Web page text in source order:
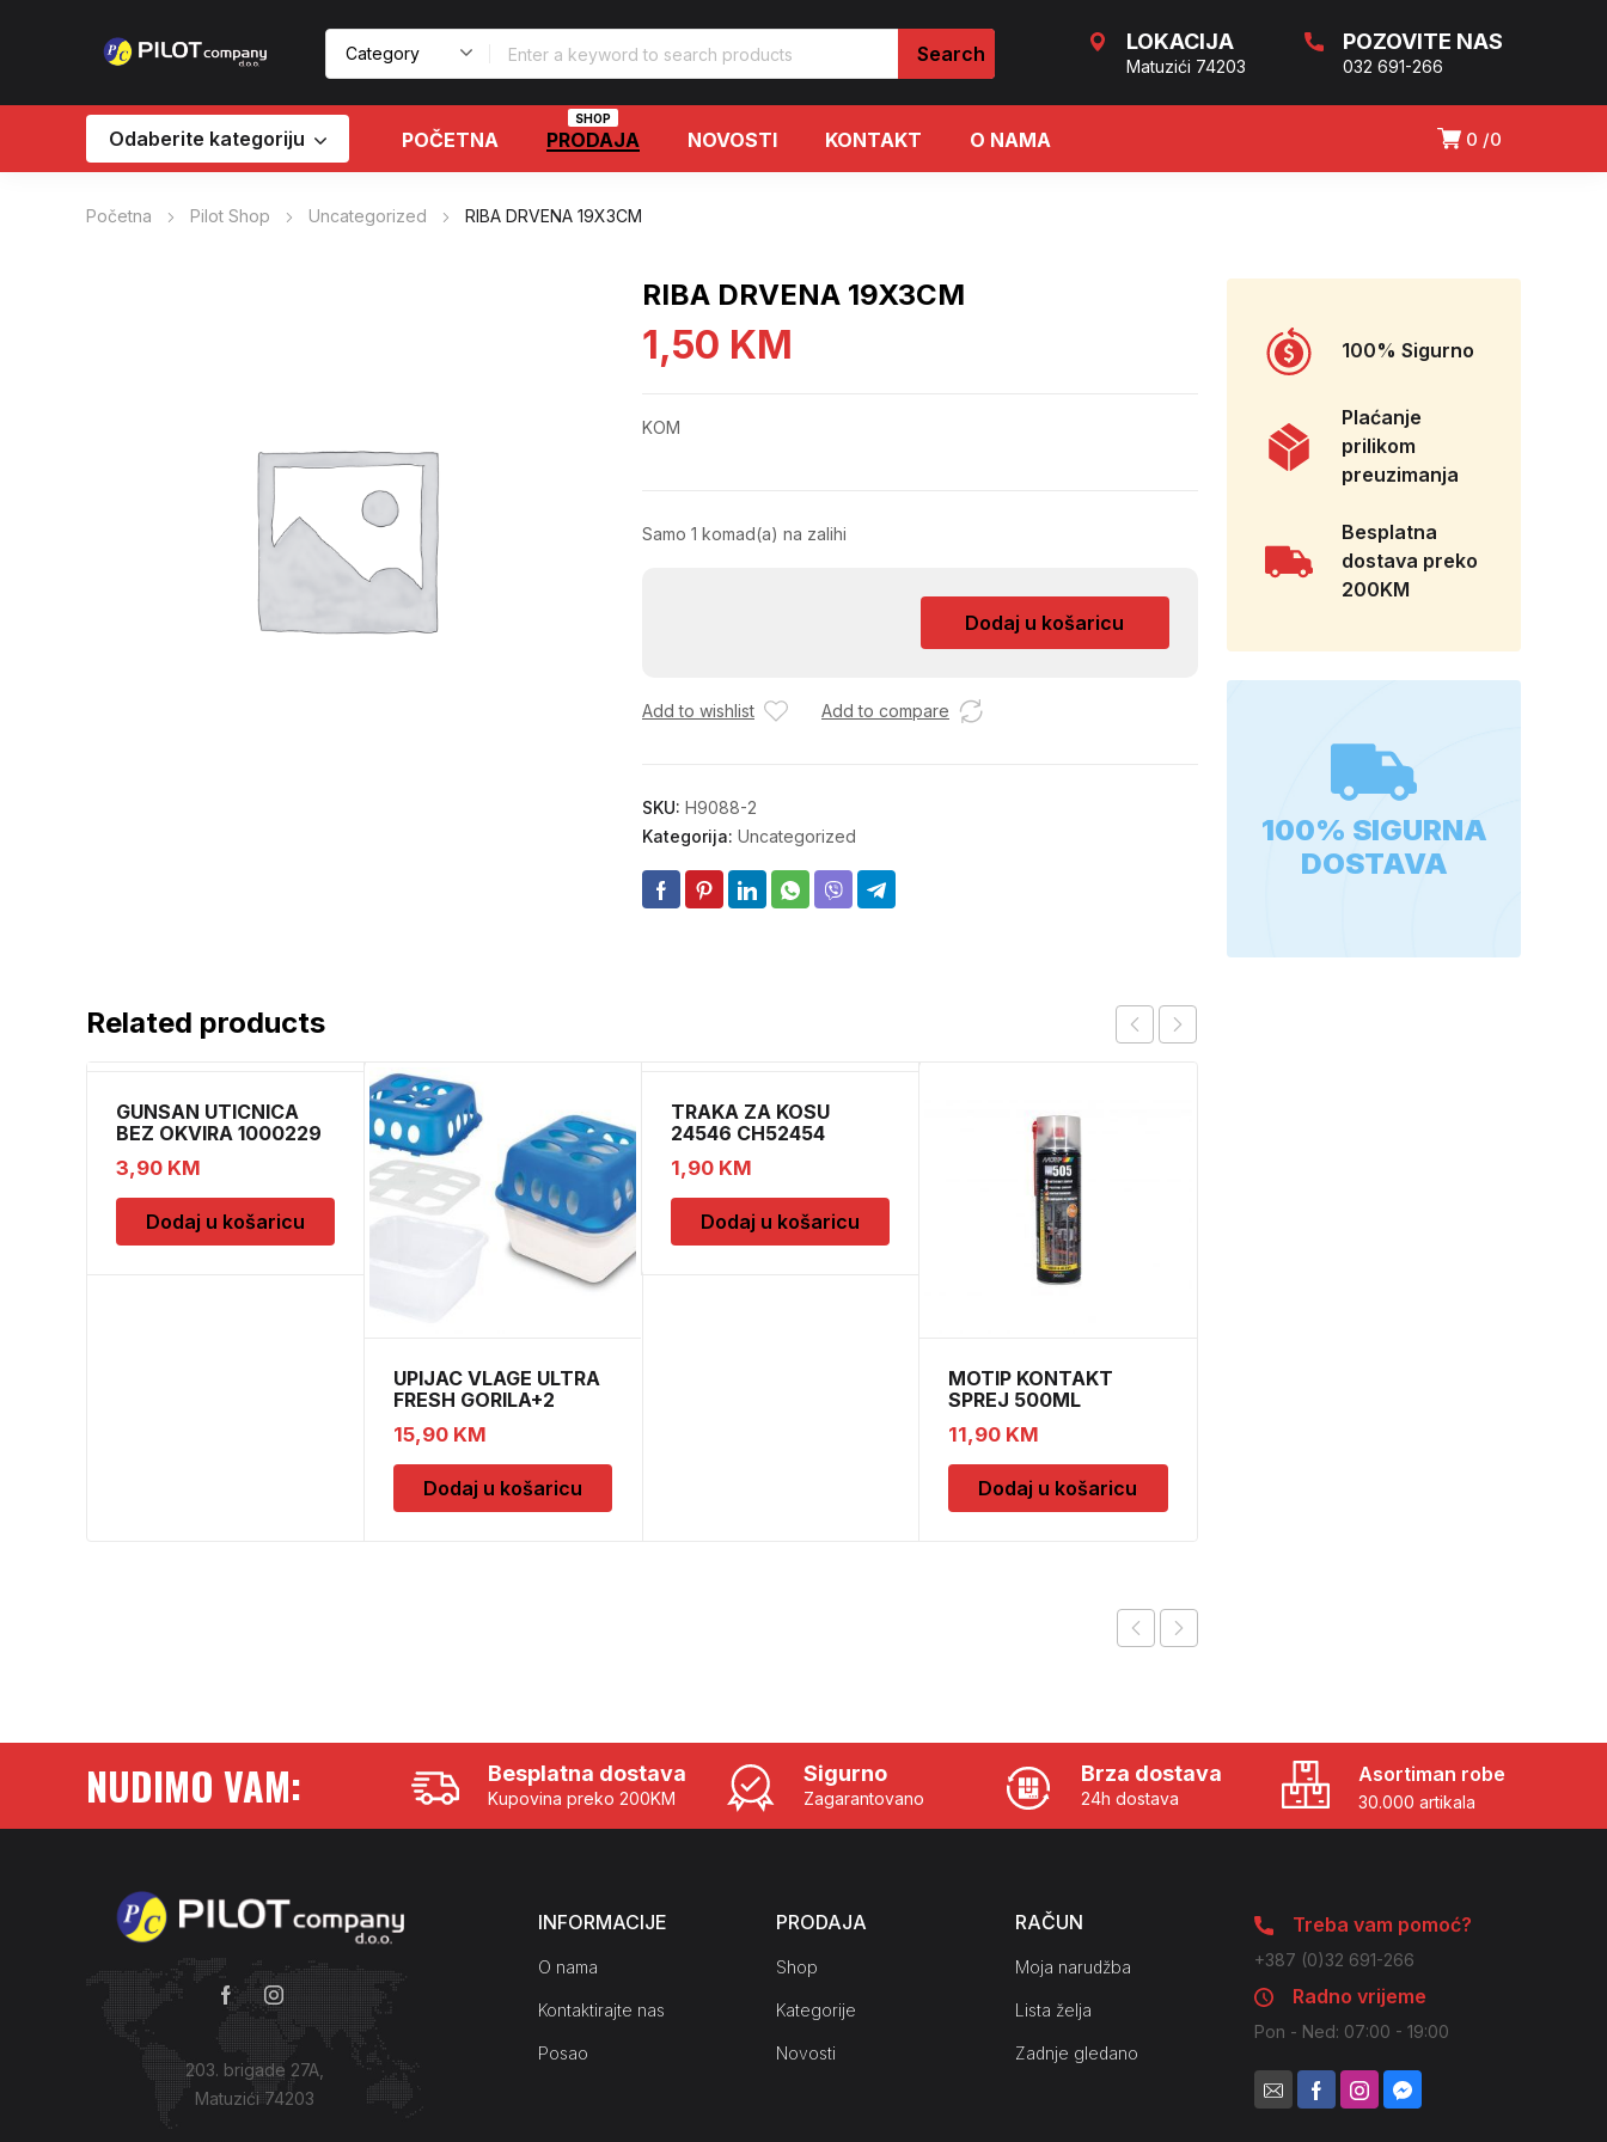
LOKACIJA
Matuzići 74203
POZOVITE NAS
032 691-266
0 0
Odaberite kategoriju POČETNA PRODAJA
SHOP
NOVOSTI KONTAKT O NAMA
Početna Pilot Shop Uncategorized RIBA DRVENA 19X3CM
RIBA DRVENA 19X3CM
1,50 KM
KOM
Samo 1 komad(a) na zalihi
Dodaj u košaricu
Add to wishlist Add to compare
SKU: H9088-2
Kategorija: Uncategorized
Related products
GUNSAN UTICNICA
BEZ OKVIRA 1000229
3,90 KM
Dodaj u košaricu
UPIJAC VLAGE ULTRA
FRESH GORILA+2
DOPUNE
15,90 KM
Dodaj u košaricu
TRAKA ZA KOSU
24546 CH52454
1,90 KM
Dodaj u košaricu
MOTIP KONTAKT
SPREJ 500ML
M090505
11,90 KM
Dodaj u košaricu
100% Sigurno
Plaćanje
prilikom
preuzimanja
Besplatna
dostava preko
200KM
100% SIGURNA
DOSTAVA
NUDIMO VAM: Besplatna dostava
Kupovina preko 200KM
Sigurno
Zagarantovano
Brza dostava
24h dostava
Asortiman robe
30.000 artikala
203. brigade 27A,
Matuzići 74203
INFORMACIJE
O nama
Kontaktirajte nas
Posao
PRODAJA
Shop
Kategorije
Novosti
RAČUN
Moja narudžba
Lista želja
Zadnje gledano
Treba vam pomoć?
+387 (0)32 691-266
Radno vrijeme
Pon - Ned: 07:00 - 19:00